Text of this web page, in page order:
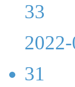
33
31